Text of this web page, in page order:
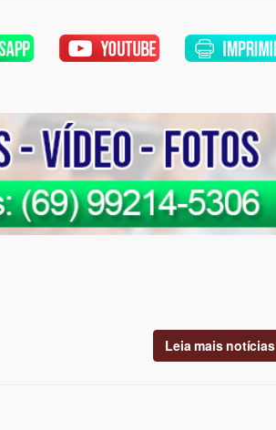
Leia mais notícias